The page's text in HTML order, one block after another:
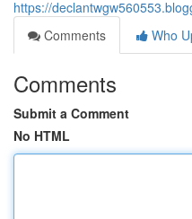
https://
Comments
Who
Comments
Submit a Comment
No HTML